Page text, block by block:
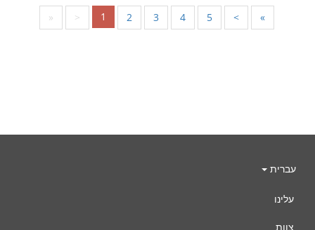
« < 1 2 3 4 5 > »
עברית
עלינו
צוות